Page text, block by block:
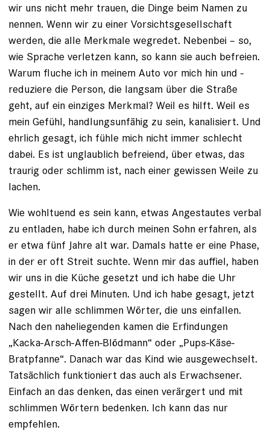
wir uns nicht mehr trauen, die Dinge beim Namen zu
nennen. Wenn wir zu einer Vorsichtsgesellschaft
werden, die alle Merkmale weg­redet. Nebenbei – so,
wie Sprache verletzen kann, so kann sie auch be­freien.
Warum fluche ich in meinem Auto vor mich hin und ­
reduziere die Person, die langsam über die Straße
geht, auf ein einziges Merkmal? Weil es hilft. Weil es
mein Gefühl, handlungsunfähig zu sein, kanalisiert. Und
ehrlich gesagt, ich fühle mich nicht immer schlecht
dabei. Es ist unglaublich befreiend, über etwas, das
traurig oder schlimm ist, nach einer gewissen Weile zu
lachen.
Wie wohltuend es sein kann, etwas Angestautes verbal
zu entladen, habe ich durch meinen Sohn erfahren, als
er etwa fünf Jahre alt war. Damals hatte er eine Phase,
in der er oft Streit suchte. Wenn mir das auffiel, haben
wir uns in die Küche gesetzt und ich habe die Uhr
gestellt. Auf drei Minuten. Und ich habe gesagt, jetzt
sagen wir alle schlimmen Wörter, die uns einfallen.
Nach den naheliegenden kamen die Erfindungen
„Kacka-Arsch-Affen-Blödmann“ oder „Pups-Käse-
Bratpfanne“. Danach war das Kind wie ausgewechselt.
Tatsächlich funktioniert das auch als Erwachsener.
Einfach an das denken, das einen verärgert und mit
schlimmen Wörtern bedenken. Ich kann das nur
empfehlen.